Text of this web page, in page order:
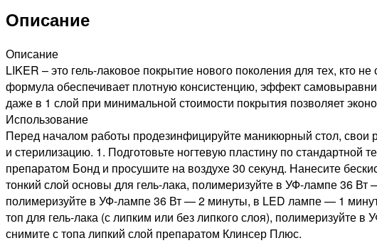
№4924
Описание
Описание
LIKER – это гель-лаковое покрытие нового поколения для тех, кто
формула обеспечивает плотную консистенцию, эффект
даже в 1 слой при минимальной стоимости покрытия позволяет
Использование
Перед началом работы продезинфицируйте маникюрный стол,
и стерилизацию. 1. Подготовьте ногтевую пластину по
препаратом Бонд и просушите на воздухе 30 секунд. Нанесите
тонкий слой основы для гель-лака, полимеризуйте в УФ-лампе 36
полимеризуйте в УФ-лампе 36 Вт — 2 минуты, в LED лампе — 1
топ для гель-лака (с липким или без липкого слоя),
снимите с топа липкий слой препаратом Клинсер Плюс.